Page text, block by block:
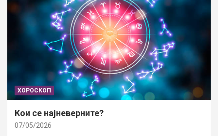
ХОРОСКОП
Кои се најневерните?
07/05/2026